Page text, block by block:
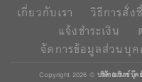
เกี่ยวกับเรา
วิธีการสั่
แจ้งชำระเงิน
จัดการข้อมูลส่วนบุ
Copyright 2026 ©บริษัท อมรินทร์ บุ๊ค เ